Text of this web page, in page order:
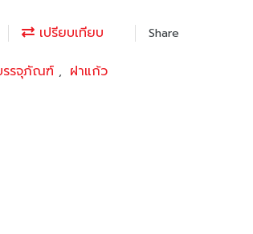
เปรียบเทียบ Share
รรจุภัณฑ์ , ฝาแก้ว